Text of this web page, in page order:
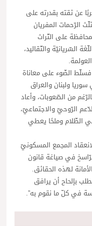
عن ثقته بقدرته على
الرّحمات المفريان
على التّراث
السّريانيّة والتّقاليد،
فسلّط الضّوء على معاناة
ولبنان والعراق
من الصّعوبات، وأعاد
الرّوحيّ والاجتماعيّ،
الظّلام وملحًا يعطي
أشار إلى اليوبيل الـ1700 عام لانعقاد المجمع المسكونيّ
في صياغة قانون
لهذه الحقائق.
بإلحاح أن يرافق
في كلّ ما نقوم به”.